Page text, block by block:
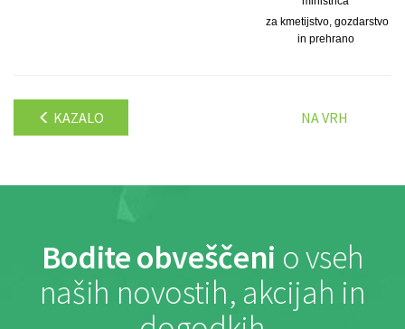
za kmetijstvo, gozdarstvo
in prehrano
KAZALO NA VRH
Bodite obveščeni o vseh
naših novostih, akcijah in